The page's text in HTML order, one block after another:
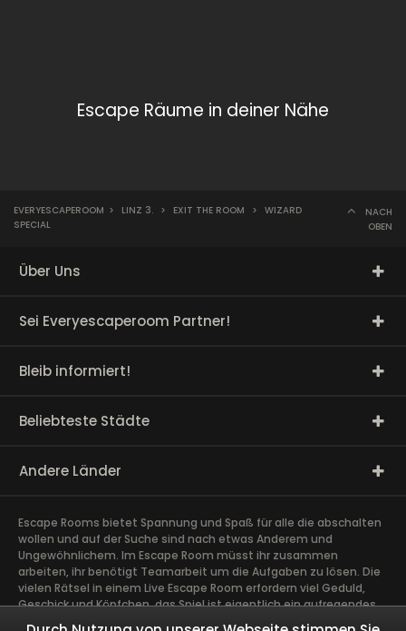
Escape Räume in deiner Nähe
EVERYESCAPEROOM > LINZ 3. > EXIT THE ROOM > WIZARD
SPECIAL
NACH
OBEN
Über Uns
Sei Everyescaperoom Partner!
Bleib informiert!
Beliebteste Städte
Andere Länder
Escape Rooms bietet Spannung und Spaß für alle die abschalten
wollen und auf der Suche sind nach etwas Anderem und
Ungewöhnlichem. Im Escape Room müsst ihr zusammen
arbeiten, ihr benötigt Teamarbeit um die Aufgaben zu lösen. Die
vielen Rätsel in einem Live Escape Room erfordern viel Geduld,
Geschick und Köpfchen, das Spiel ist eigentlich ein aufregendes
Gehirntraining Exit Rooms sind sehr gut für Team Building und